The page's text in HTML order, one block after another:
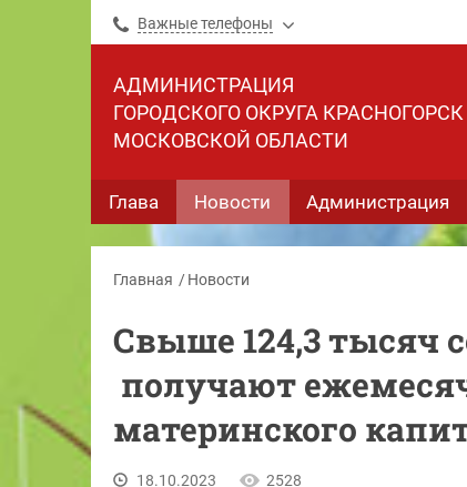
Важные телефоны
АДМИНИСТРАЦИЯ
ГОРОДСКОГО ОКРУГА КРАСНОГОРСК
МОСКОВСКОЙ ОБЛАСТИ
Глава Новости Администрация
Главная Новости
Свыше 124,3 тысяч
получают
материнского
18.10.2023 2528